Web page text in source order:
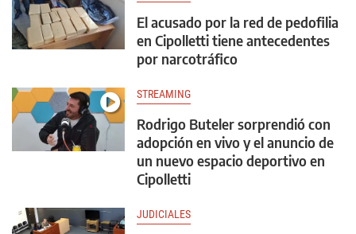
El acusado por la red de pedofilia
en Cipolletti tiene antecedentes
por narcotráfico
STREAMING
Rodrigo Buteler sorprendió con
adopción en vivo y el anuncio de
un nuevo espacio deportivo en
Cipolletti
JUDICIALES